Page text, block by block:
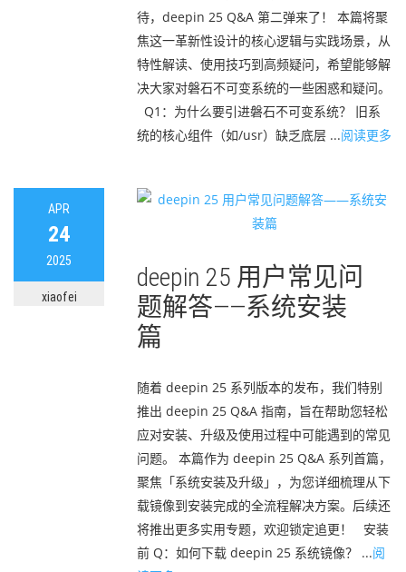
待，deepin 25 Q&A 第二弹来了！ 本篇将聚
焦这一革新性设计的核心逻辑与实践场景，从
特性解读、使用技巧到高频疑问，希望能够解
决大家对磐石不可变系统的一些困惑和疑问。
Q1：为什么要引进磐石不可变系统？ 旧系
统的核心组件（如/usr）缺乏底层 ...阅读更多
APR
24
2025
xiaofei
deepin 25 用户常见问
题解答——系统安装
篇
随着 deepin 25 系列版本的发布，我们特别
推出 deepin 25 Q&A 指南，旨在帮助您轻松
应对安装、升级及使用过程中可能遇到的常见
问题。 本篇作为 deepin 25 Q&A 系列首篇，
聚焦「系统安装及升级」，为您详细梳理从下
载镜像到安装完成的全流程解决方案。后续还
将推出更多实用专题，欢迎锁定追更！ 安装
前 Q：如何下载 deepin 25 系统镜像？ ...阅